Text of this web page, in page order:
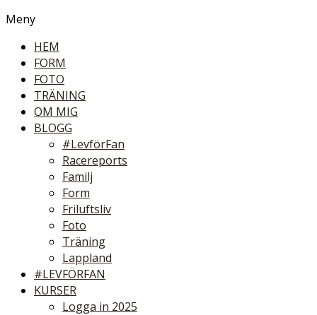
Meny
HEM
FORM
FOTO
TRÄNING
OM MIG
BLOGG
#LevförFan
Racereports
Familj
Form
Friluftsliv
Foto
Träning
Lappland
#LEVFÖRFAN
KURSER
Logga in 2025